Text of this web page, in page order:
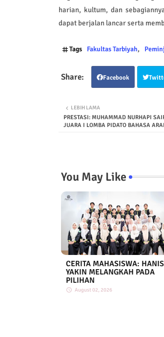
harian, kultum, dan
dapat berjalan lancar serta
Tags Fakultas Tarbiyah
Facebook
LEBIH LAMA
PRESTASI: MUHAMMAD NURHAPI
JUARA I LOMBA PIDATO BAHASA
You May Like
CERITA MAHASISWA:
YAKIN MELANGKAH PADA
PILIHAN
August 02, 2026